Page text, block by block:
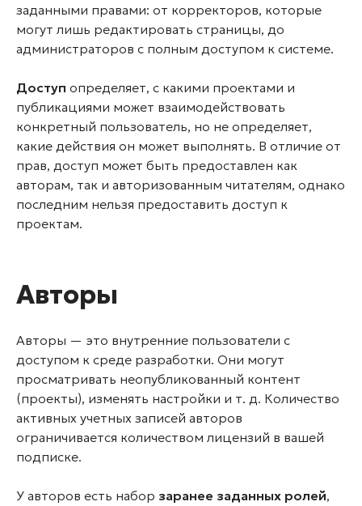
заданными правами: от корректоров, которые
могут лишь редактировать страницы, до
администраторов с полным доступом к системе.
Доступ определяет, с какими проектами и
публикациями может взаимодействовать
конкретный пользователь, но не определяет,
какие действия он может выполнять. В отличие от
прав, доступ может быть предоставлен как
авторам, так и авторизованным читателям, однако
последним нельзя предоставить доступ к
проектам.
Авторы
Авторы — это внутренние пользователи с
доступом к среде разработки. Они могут
просматривать неопубликованный контент
(проекты), изменять настройки и т. д. Количество
активных учетных записей авторов
ограничивается количеством лицензий в вашей
подписке.
У авторов есть набор заранее заданных ролей,